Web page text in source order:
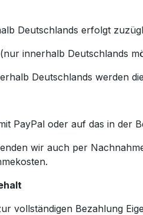
Deutschlands erfolgt
innerhalb Deutschlands
Deutschlands werden
PayPal oder auf das in der
wir auch per
vollständigen Bezahlung